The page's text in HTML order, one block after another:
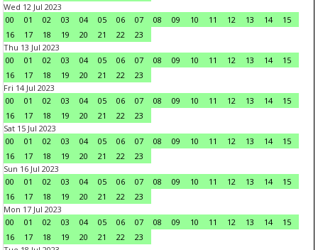
Wed 12 Jul 2023
00
01 02 03 04 05 06 07 08 09 10 11 12 13 14
15
16
17 18 19 20 21 22
23
Thu 13 Jul 2023
00
01 02 03 04 05 06 07 08 09 10 11 12 13 14
15
16
17 18 19 20 21 22
23
Fri 14 Jul 2023
00
01 02 03 04 05 06 07 08 09 10 11 12 13 14
15
16
17 18 19 20 21 22
23
Sat 15 Jul 2023
00
01 02 03 04 05 06 07 08 09 10 11 12 13 14
15
16
17 18 19 20 21 22
23
Sun 16 Jul 2023
00
01 02 03 04 05 06 07 08 09 10 11 12 13 14
15
16
17 18 19 20 21 22
23
Mon 17 Jul 2023
00
01 02 03 04 05 06 07 08 09 10 11 12 13 14
15
16
17 18 19 20 21 22
23